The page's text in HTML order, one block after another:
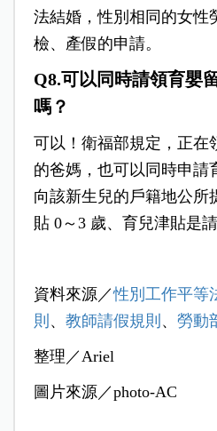
法結婚，性別相同的女性
檢、產假的申請。
Q8.可以同時請領育嬰
嗎？
可以！衛福部規定，正在
的爸媽，也可以同時申請
向該新生兒的戶籍地公所
貼 0～3 歲、育兒津貼是請
資料來源／性別工作平等
則 、 教師請假規則 、 勞動
整理／Ariel
圖片來源／photo-AC